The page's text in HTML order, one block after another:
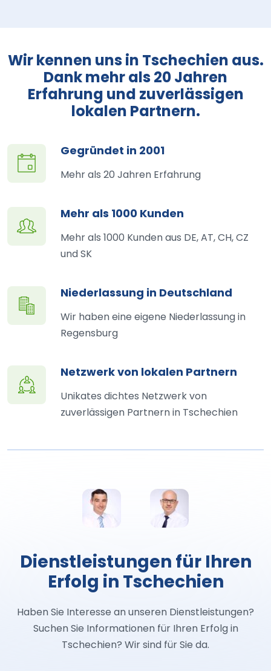
Wir kennen uns in Tschechien aus.
Dank mehr als 20 Jahren
Erfahrung und zuverlässigen
lokalen Partnern.
Gegründet in 2001
Mehr als 20 Jahren Erfahrung
Mehr als 1000 Kunden
Mehr als 1000 Kunden aus DE, AT, CH, CZ
und SK
Niederlassung in Deutschland
Wir haben eine eigene Niederlassung in
Regensburg
Netzwerk von lokalen Partnern
Unikates dichtes Netzwerk von
zuverlässigen Partnern in Tschechien
Dienstleistungen für Ihren
Erfolg in Tschechien
Haben Sie Interesse an unseren Dienstleistungen?
Suchen Sie Informationen für Ihren Erfolg in
Tschechien? Wir sind für Sie da.